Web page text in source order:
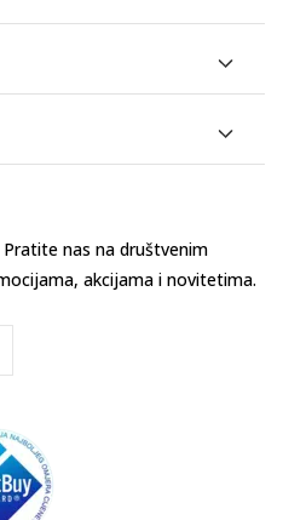
nas na društvenim
akcijama i novitetima.